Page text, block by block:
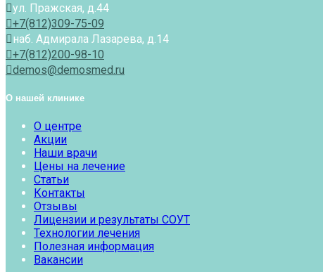
ул. Пражская, д.44
+7(812)309-75-09
наб. Адмирала Лазарева, д.14
+7(812)200-98-10
demos@demosmed.ru
О нашей клинике
О центре
Акции
Наши врачи
Цены на лечение
Статьи
Контакты
Отзывы
Лицензии и результаты СОУТ
Технологии лечения
Полезная информация
Вакансии